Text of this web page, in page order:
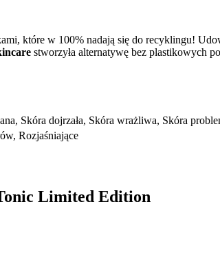
które w 100% nadają się do recyklingu!
stworzyła alternatywę bez plastikowych
Skóra dojrzała, Skóra wrażliwa, Skóra
Rozjaśniające
Limited Edition